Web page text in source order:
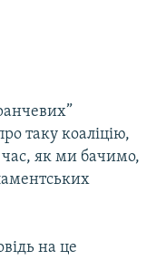
таку коаліцію,
як ми бачимо,
на це